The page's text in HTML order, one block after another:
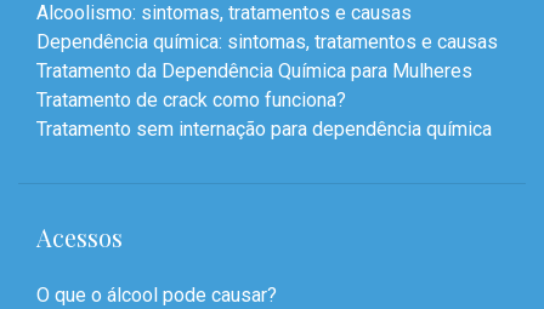
Alcoolismo: sintomas, tratamentos e causas
Dependência química: sintomas, tratamentos e causas
Tratamento da Dependência Química para Mulheres
Tratamento de crack como funciona?
Tratamento sem internação para dependência química
Acessos
O que o álcool pode causar?